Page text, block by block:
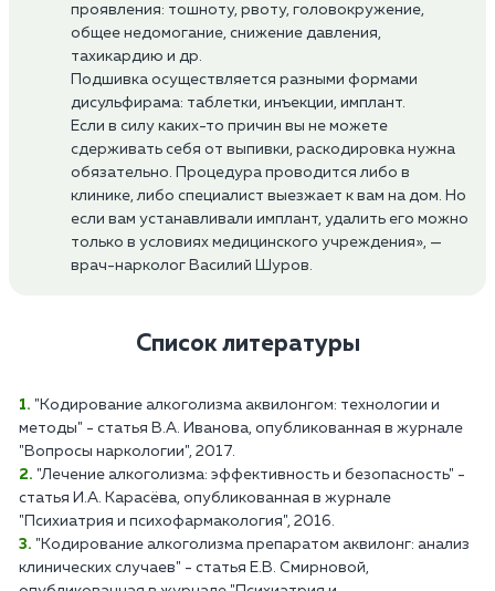
проявления: тошноту, рвоту, головокружение,
общее недомогание, снижение давления,
тахикардию и др.
Подшивка осуществляется разными формами
дисульфирама: таблетки, инъекции, имплант.
Если в силу каких-то причин вы не можете
сдерживать себя от выпивки, раскодировка нужна
обязательно. Процедура проводится либо в
клинике, либо специалист выезжает к вам на дом. Но
если вам устанавливали имплант, удалить его можно
только в условиях медицинского учреждения», —
врач-нарколог Василий Шуров.
Список литературы
"Кодирование алкоголизма аквилонгом: технологии и
методы" - статья В.А. Иванова, опубликованная в журнале
"Вопросы наркологии", 2017.
"Лечение алкоголизма: эффективность и безопасность" -
статья И.А. Карасёва, опубликованная в журнале
"Психиатрия и психофармакология", 2016.
"Кодирование алкоголизма препаратом аквилонг: анализ
клинических случаев" - статья Е.В. Смирновой,